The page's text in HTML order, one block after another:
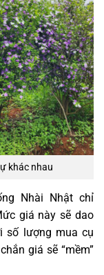
khác nhau
Nhài Nhật chỉ
giá này sẽ dao
số lượng mua cụ
giá sẽ “mềm”